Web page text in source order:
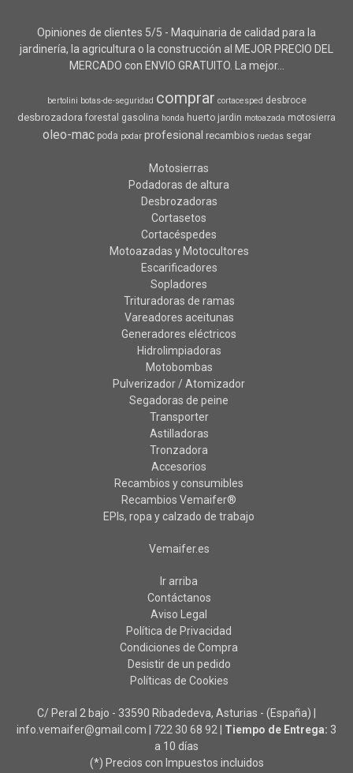
Opiniones de clientes 5/5 - Maquinaria de calidad para la
jardinería, la agricultura o la construcción al MEJOR PRECIO DEL
MERCADO con ENVIO GRATUITO. La mejor...
bertolini botas-de-seguridad comprar cortacesped desbroce
desbrozadora forestal gasolina honda huerto jardin motoazada motosierra
oleo-mac poda podar profesional recambios ruedas segar
Motosierras
Podadoras de altura
Desbrozadoras
Cortasetos
Cortacéspedes
Motoazadas y Motocultores
Escarificadores
Sopladores
Trituradoras de ramas
Vareadores aceitunas
Generadores eléctricos
Hidrolimpiadoras
Motobombas
Pulverizador / Atomizador
Segadoras de peine
Transporter
Astilladoras
Tronzadora
Accesorios
Recambios y consumibles
Recambios Vemaifer®
EPIs, ropa y calzado de trabajo
Vemaifer.es
Ir arriba
Contáctanos
Aviso Legal
Política de Privacidad
Condiciones de Compra
Desistir de un pedido
Políticas de Cookies
C/ Peral 2 bajo - 33590 Ribadedeva, Asturias - (España) |
info.vemaifer@gmail.com | 722 30 68 92 Tiempo de Entrega: 3
a 10 días
(*) Precios con Impuestos incluidos